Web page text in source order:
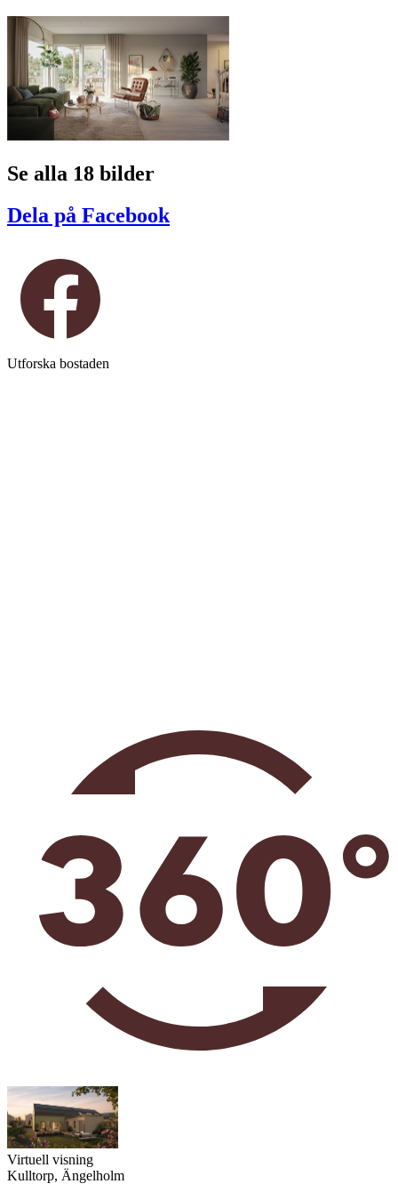
Se alla 18 bilder
Dela på Facebook
Utforska bostaden
Virtuell visning
Kulltorp, Ängelholm